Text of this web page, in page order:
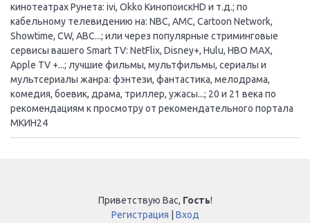
кинотеатрах Рунета: ivi, Okko КинопоискHD и т.д.; по
кабельному телевидению на: NBC, AMC, Cartoon Network,
Showtime, CW, ABC...; или через популярные стриминговые
сервисы вашего Smart TV: NetFlix, Disney+, Hulu, HBO MAX,
Apple TV +...; лучшие фильмы, мультфильмы, сериалы и
мультсериалы жанра: фэнтези, фантастика, мелодрама,
комедия, боевик, драма, триллер, ужасы...; 20 и 21 века по
рекомендациям к просмотру от рекомендательного портала
МКИН24
Приветствую Вас, Гость!
Регистрация
Вход